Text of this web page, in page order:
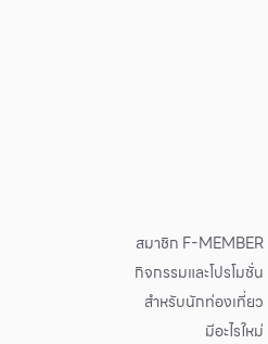
สมาชิก F-MEMBER
กิจกรรมและโปรโมชั่น
สำหรับนักท่องเที่ยว
มีอะไรใหม่